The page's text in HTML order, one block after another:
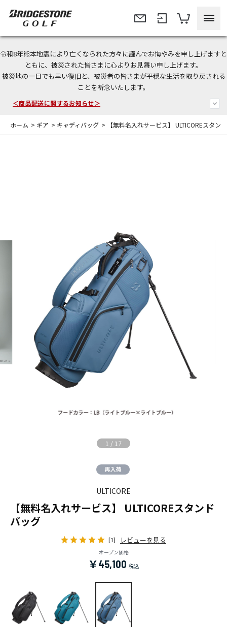
令和8年熊本地震により亡くなられた方々に謹んでお悔やみを申し上げますと
ともに、被災された皆さまに心よりお見舞い申し上げます。
被災地の一日でも早い復旧と、被災者の皆さまが平穏な生活を取り戻される
ことを祈念いたします。
今なら新規会員登録で1,000円OFFクーポンプレゼント！
＜商品配送に関するお知らせ＞
＜夏季休暇中のご注文・発送・お問い合わせ＞
ホーム > ギア > キャディバッグ > 【無料名入れサービス】 ULTICOREスタン
1 / 17
ULTICORE
【無料名入れサービス】 ULTICOREスタンド
バッグ
[1] レビューを見る
オープン価格
￥45,100